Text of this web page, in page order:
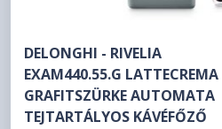
DELONGHI - RIVELIA
EXAM440.55.G LATTECREMA
GRAFITSZÜRKE AUTOMATA
TEJTARTÁLYOS KÁVÉFŐZŐ